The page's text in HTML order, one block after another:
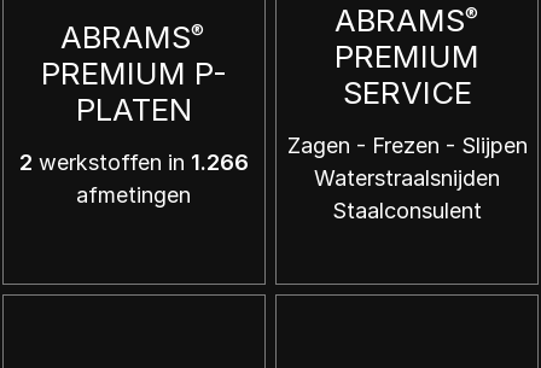
ABRAMS®
PREMIUM P-
PLATEN
2 werkstoffen in 1.266
afmetingen
ABRAMS®
PREMIUM
SERVICE
Zagen - Frezen - Slijpen
Waterstraalsnijden
Staalconsulent